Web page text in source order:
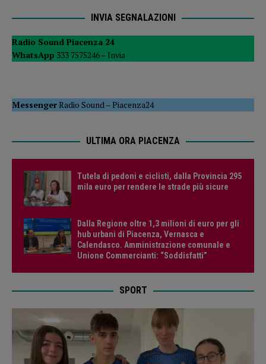
INVIA SEGNALAZIONI
Radio Sound Piacenza 24
WhatsApp 333 7575246 – Invia
MessengerRadio Sound –Piacenza24
ULTIMA ORA PIACENZA
Tutela di pedoni e ciclisti, dalla Provincia 295
mila euro per rendere le strade più sicure
Dalla Regione oltre 1,3 milioni di euro per gli
hub urbani di Piacenza, Vernasca e
Calendasco. Amministrazione comunale e
Unione Commercianti: “Soddisfatti”
SPORT